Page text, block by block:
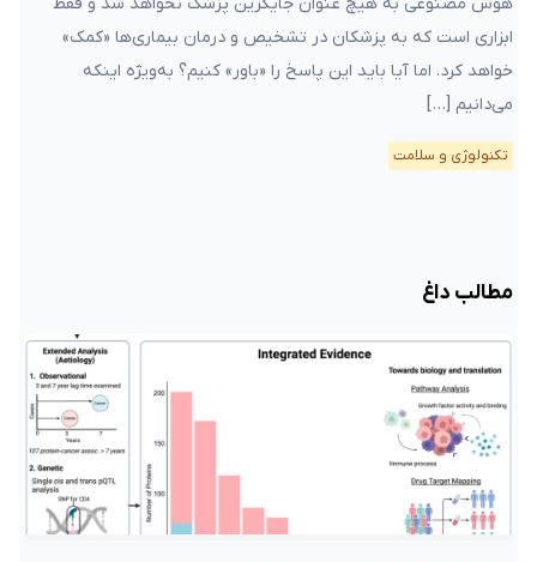
ابزاری است که به پزشکان در تشخیص و درمان بیماری‌ها «کمک»
خواهد کرد. اما آیا باید این پاسخ را «باور» کنیم؟ به‌ویژه اینکه
می‌دانیم […]
تکنولوژی و سلامت
مطالب داغ